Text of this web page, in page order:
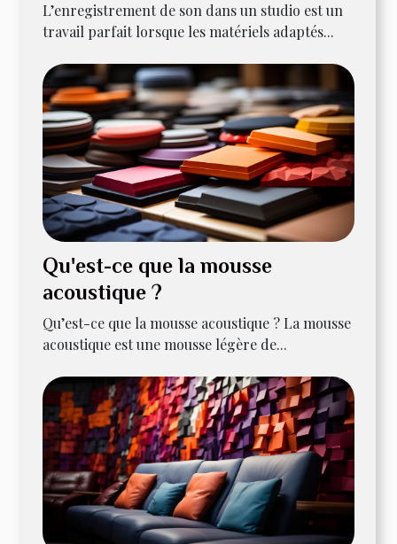
L’enregistrement de son dans un studio est un
travail parfait lorsque les matériels adaptés...
Qu'est-ce que la mousse
acoustique ?
Qu’est-ce que la mousse acoustique ? La mousse
acoustique est une mousse légère de...